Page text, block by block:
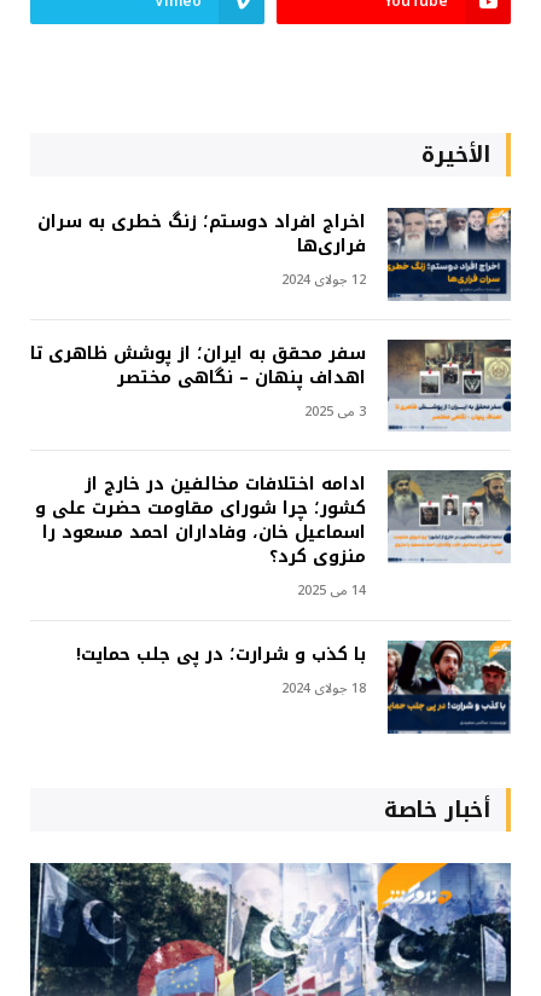
الأخيرة
اخراج افراد دوستم؛ زنگ خطری به سران
فراری‌ها
12 جولای 2024
سفر محقق به ایران؛ از پوشش ظاهری تا
اهداف پنهان – نگاهی مختصر
3 می 2025
ادامه اختلافات مخالفین در خارج از
کشور؛ چرا شورای مقاومت حضرت علی و
اسماعیل خان، وفاداران احمد مسعود را
منزوی کرد؟
14 می 2025
با کذب و شرارت؛ در پی جلب حمایت!
18 جولای 2024
أخبار خاصة